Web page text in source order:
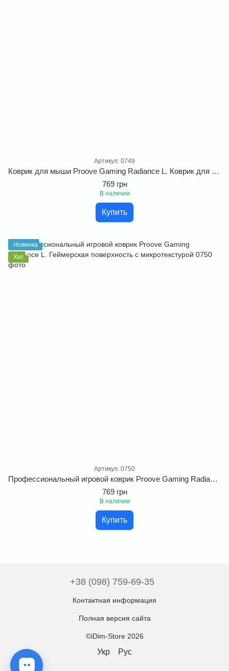
Артикул: 0749
Коврик для мыши Proove Gaming Radiance L. Коврик для мыши для геймеров на каучуковой основе
769 грн
В наличии
Купить
Новинка
Хит
Артикул: 0750
Профессиональный игровой коврик Proove Gaming Radiance L. Геймерская поверхность с микротекстурой
769 грн
В наличии
Купить
+38 (098) 759-69-35
Контактная информация
Полная версия сайта
©iDim-Store 2026
Укр Рус